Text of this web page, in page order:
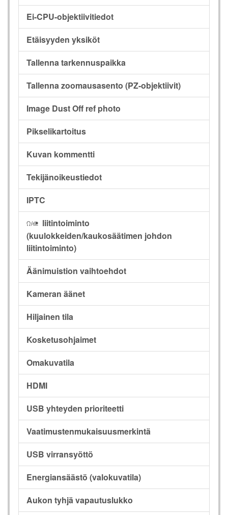
Ei-CPU-objektiivitiedot
Etäisyyden yksiköt
Tallenna tarkennuspaikka
Tallenna zoomausasento (PZ-objektiivit)
Image Dust Off ref photo
Pikselikartoitus
Kuvan kommentti
Tekijänoikeustiedot
IPTC
I liitintoiminto
(kuulokkeiden/kaukosäätimen johdon
liitintoiminto)
Äänimuistion vaihtoehdot
Kameran äänet
Hiljainen tila
Kosketusohjaimet
Omakuvatila
HDMI
USB yhteyden prioriteetti
Vaatimustenmukaisuusmerkintä
USB virransyöttö
Energiansäästö (valokuvatila)
Aukon tyhjä vapautuslukko